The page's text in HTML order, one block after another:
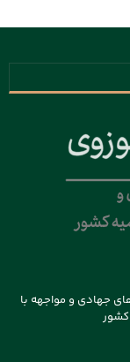
جهادی و مواجهه با
کشور